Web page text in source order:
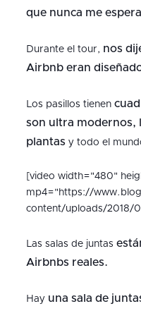
que nunca me
Durante el tour, nos
Airbnb eran
Los pasillos tienen
son ultra modernos,
plantas y todo el
[video width="480"
mp4="https://
content/uploads/2018/
Las salas de juntas
Airbnbs reales.
Hay una sala de